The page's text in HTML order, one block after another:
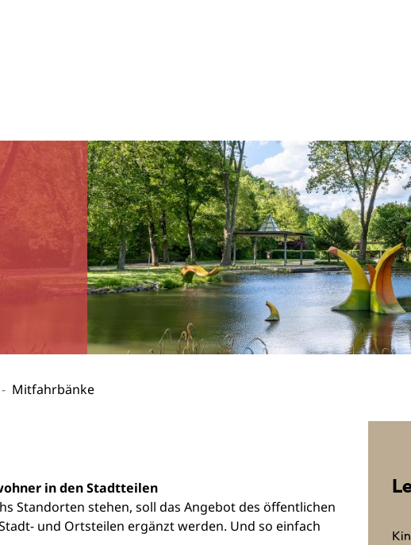
Mitfahrbänke
in den Stadtteilen
Standorten stehen, soll das Angebot des öffentlichen
und Ortsteilen ergänzt werden. Und so einfach